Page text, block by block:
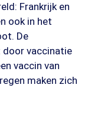
Frankrijk en
ook in het
De
door vaccinatie
vaccin van
maken zich